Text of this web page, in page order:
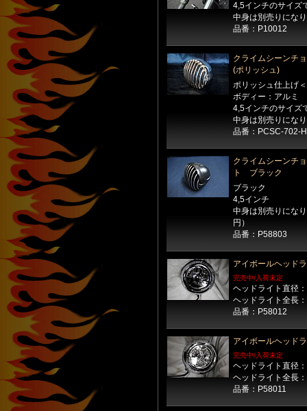
4,5インチのサイズ
中身は別売りにな
品番：P10012
クライムシーンチ
(ポリッシュ)
ポリッシュ仕上げ
ボディー：アルミ
4,5インチのサイズ
中身は別売りにな
品番：PCSC-702-
クライムシーンチ
ト ブラック
ブラック
4,5インチ
中身は別売りにな
円）
品番：P58803
アイボールヘッド
完売中/入荷未定
ヘッドライト直径
ヘッドライト全長
品番：P58012
アイボールヘッド
完売中/入荷未定
ヘッドライト直径
ヘッドライト全長
品番：P58011